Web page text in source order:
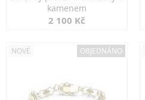
kamenem
2 100 Kč
NOVÉ OBJEDNÁNO